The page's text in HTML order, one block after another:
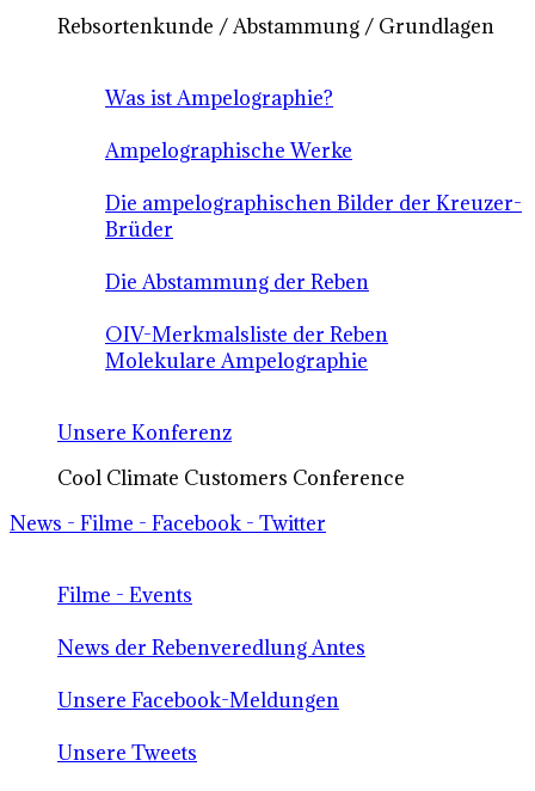
Rebsortenkunde / Abstammung / Grundlagen
Was ist Ampelographie?
Ampelographische Werke
Die ampelographischen Bilder der Kreuzer-
Brüder
Die Abstammung der Reben
OIV-Merkmalsliste der Reben
Molekulare Ampelographie
Unsere Konferenz
Cool Climate Customers Conference
News - Filme - Facebook - Twitter
Filme - Events
News der Rebenveredlung Antes
Unsere Facebook-Meldungen
Unsere Tweets